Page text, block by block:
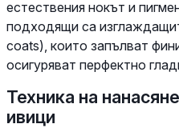
естествения нокът и
подходящи са
coats), които запълват
осигуряват перфектно
Техника на
ивици